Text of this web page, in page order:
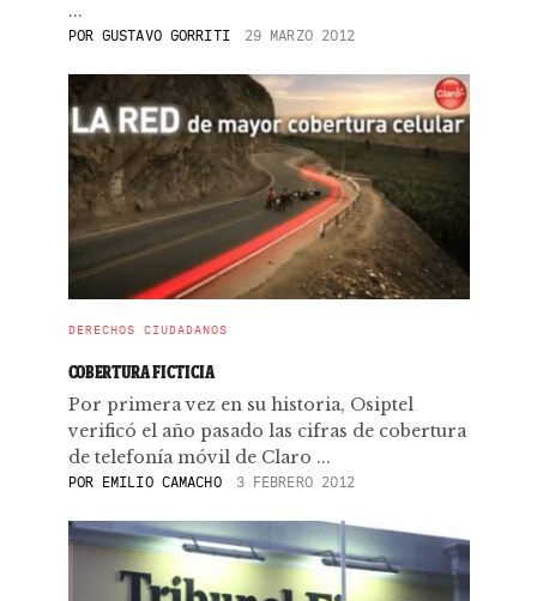
...
POR GUSTAVO GORRITI 29 MARZO 2012
DERECHOS CIUDADANOS
COBERTURA FICTICIA
Por primera vez en su historia, Osiptel
verificó el año pasado las cifras de cobertura
de telefonía móvil de Claro ...
POREMILIO CAMACHO 3 FEBRERO 2012